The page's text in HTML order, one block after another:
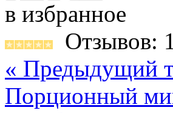
в избранное
Отзывов: 1
« Предыдущий
Порционный